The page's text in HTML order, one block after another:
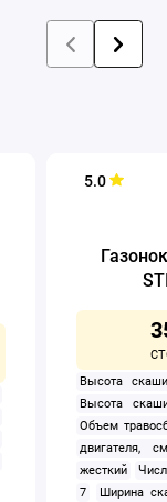
5.0
Высота
Высота
Объем
двигателя,
жесткий
7
Ширина